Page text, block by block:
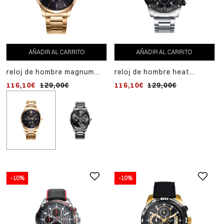
AÑADIR AL CARRITO
reloj de hombre magnum
116,10€ 129,00€
AL
CARRITO
reloj de hombre magnum
multifunción de acero
AÑADIR AL CARRITO
reloj de hombre heat
116,10€ 129,00€
-10% -10%